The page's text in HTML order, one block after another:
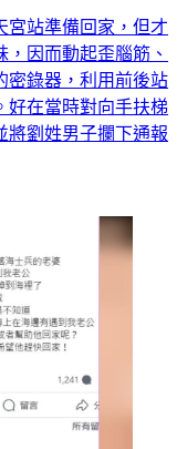
宮站準備回家，但才
因而動起歪腦筋、
密錄器，利用前後站
好在當時對向手扶梯
將劉姓男子攔下通報